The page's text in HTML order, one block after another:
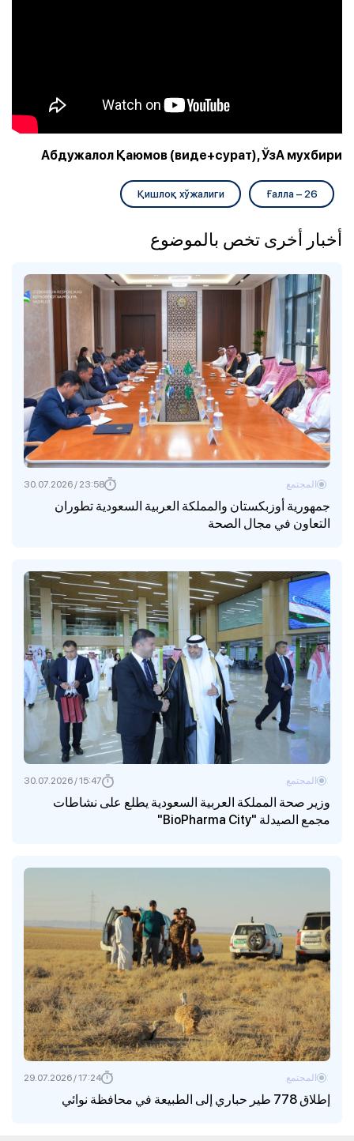
Абдужалол Қаюмов (виде+сурат), ЎзА мухбири
Ғалла – 26
Қишлоқ хўжалиги
أخبار أخرى تخص بالموضوع
جمهورية أوزبكستان والمملكة العربية السعودية تطوران
التعاون في مجال الصحة
المجتمع 23:58 / 30.07.2026
وزير صحة المملكة العربية السعودية يطلع على نشاطات
مجمع الصيدلة "BioPharma City"
المجتمع 15:47 / 30.07.2026
إطلاق 778 طير حباري إلى الطبيعة في محافظة نوائي
المجتمع 17:24 / 29.07.2026